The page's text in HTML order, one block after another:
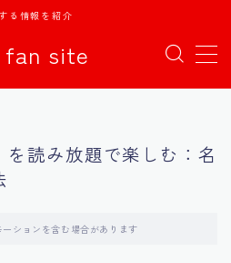
fan site
る情報を紹介
を読み放題で楽しむ：名
ションを含む場合があります